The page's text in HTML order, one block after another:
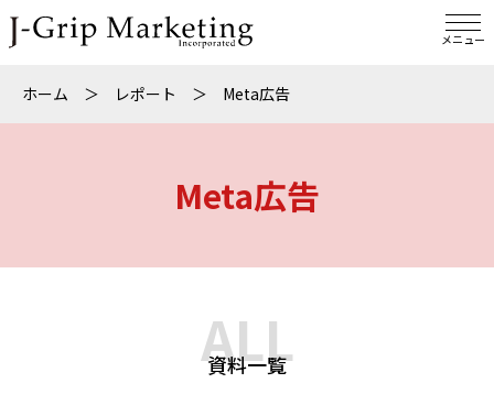
メニュー
ホーム ＞ レポート ＞ Meta広告
Meta広告
ALL
資料一覧